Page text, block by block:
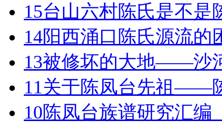
15台山六村陈氏是不是
14阳西涌口陈氏源流的
13被修坏的大地——沙
11关于陈凤台先祖——
10陈凤台族谱研究汇编